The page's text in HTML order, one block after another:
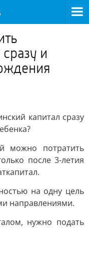
и
капитал сразу
можно потратить
после 3-летия
на одну цель
направлениями.
нужно подать